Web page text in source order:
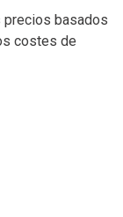
precios basados
costes de